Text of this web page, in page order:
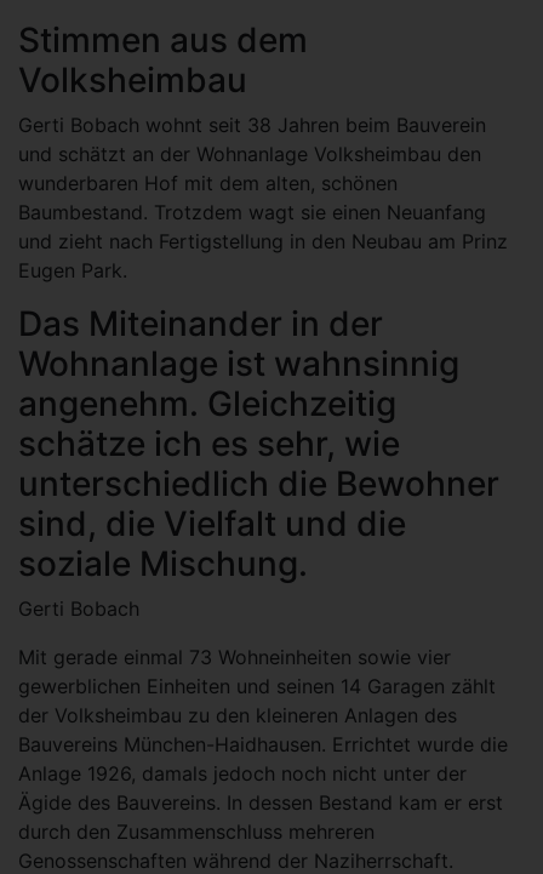
Stimmen aus dem
Volksheimbau
Gerti Bobach wohnt seit 38 Jahren beim Bauverein
und schätzt an der Wohnanlage Volksheimbau den
wunderbaren Hof mit dem alten, schönen
Baumbestand. Trotzdem wagt sie einen Neuanfang
und zieht nach Fertigstellung in den Neubau am Prinz
Eugen Park.
Das Miteinander in der
Wohnanlage ist wahnsinnig
angenehm. Gleichzeitig
schätze ich es sehr, wie
unterschiedlich die Bewohner
sind, die Vielfalt und die
soziale Mischung.
Gerti Bobach
Mit gerade einmal 73 Wohneinheiten sowie vier
gewerblichen Einheiten und seinen 14 Garagen zählt
der Volksheimbau zu den kleineren Anlagen des
Bauvereins München-Haidhausen. Errichtet wurde die
Anlage 1926, damals jedoch noch nicht unter der
Ägide des Bauvereins. In dessen Bestand kam er erst
durch den Zusammenschluss mehreren
Genossenschaften während der Naziherrschaft.